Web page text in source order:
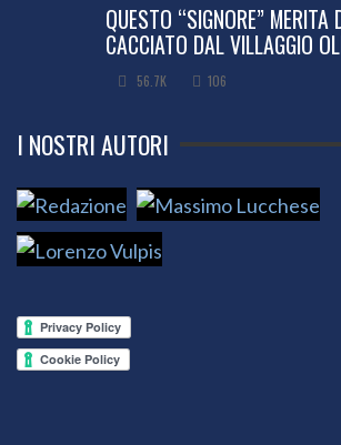
QUESTO “SIGNORE” MERITA
CACCIATO DAL VILLAGGIO
56.7K 106
I NOSTRI AUTORI